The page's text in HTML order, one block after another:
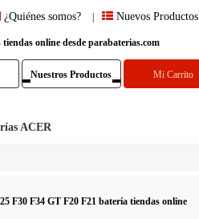
Nuevos Productos
¿Quiénes somos?
online desde parabaterias.com
Nuestros Productos Mi Carrito
ACER
F30 F34 GT F20 F21 batería tiendas online